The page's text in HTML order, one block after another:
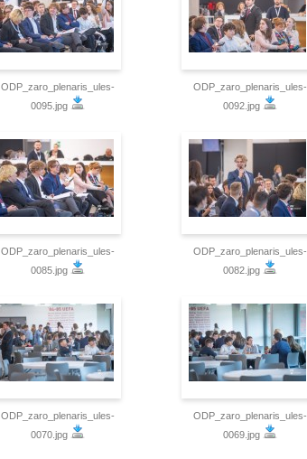
ODP_zaro_plenaris_ules-
0095.jpg
ODP_zaro_plenaris_ules-
0092.jpg
ODP_zaro_plenaris_ules-
0085.jpg
ODP_zaro_plenaris_ules-
0082.jpg
ODP_zaro_plenaris_ules-
0070.jpg
ODP_zaro_plenaris_ules-
0069.jpg